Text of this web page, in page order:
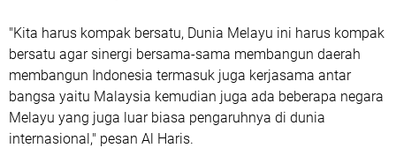
"Kita harus kompak bersatu, Dunia Melayu ini harus kompak
bersatu agar sinergi bersama-sama membangun daerah
membangun Indonesia termasuk juga kerjasama antar
bangsa yaitu Malaysia kemudian juga ada beberapa negara
Melayu yang juga luar biasa pengaruhnya di dunia
internasional," pesan Al Haris.